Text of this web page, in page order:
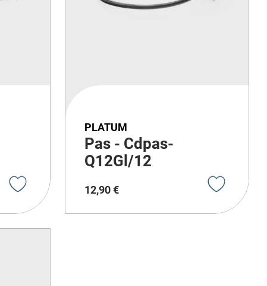
PLATUM
Pas - Cdpas-
Q12Gl/12
12,90 €